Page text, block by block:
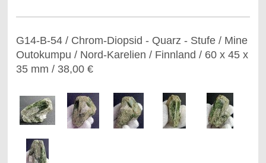
G14-B-54 / Chrom-Diopsid - Quarz - Stufe / Mine
Outokumpu / Nord-Karelien / Finnland / 60 x 45 x
35 mm / 38,00 €